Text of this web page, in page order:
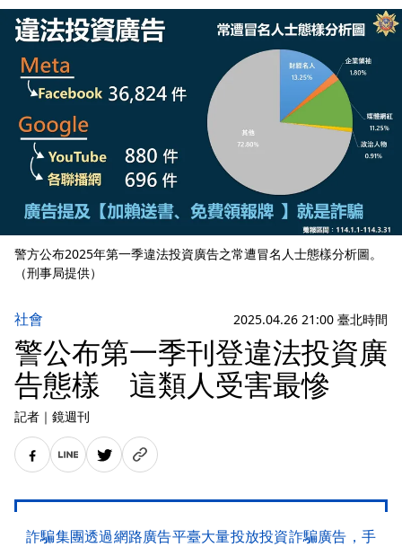
警方公布2025年第一季違法投資廣告之常遭冒名人士態樣分析圖。
（刑事局提供）
社會 2025.04.26 21:00 臺北時間
警公布第一季刊登違法投資廣
告態樣 這類人受害最慘
記者 ｜ 鏡週刊
詐騙集團透過網路廣告平臺大量投放投資詐騙廣告，手